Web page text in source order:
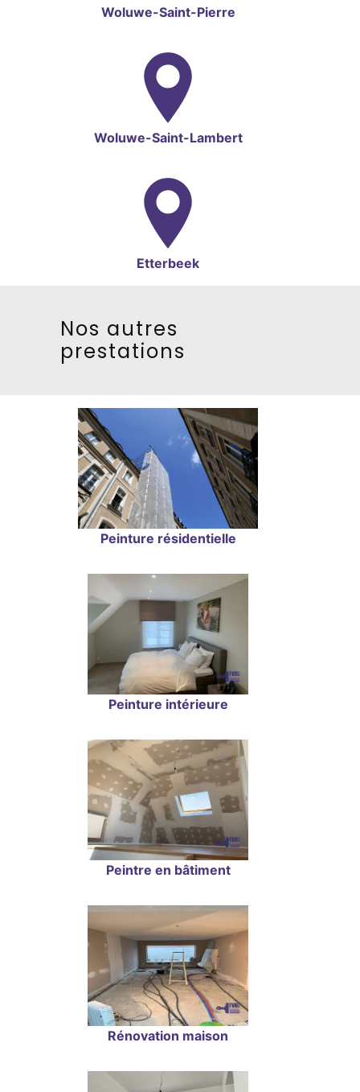
Woluwe-Saint-Pierre
Woluwe-Saint-Lambert
Etterbeek
Nos autres
prestations
Peinture résidentielle
Peinture intérieure
Peintre en bâtiment
Rénovation maison